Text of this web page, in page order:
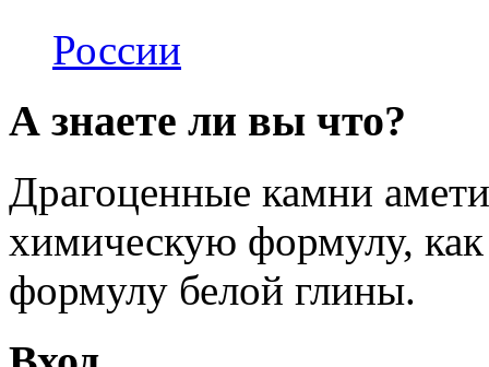
России
А знаете ли вы что?
Драгоценные камни
химическую формулу,
формулу белой глины.